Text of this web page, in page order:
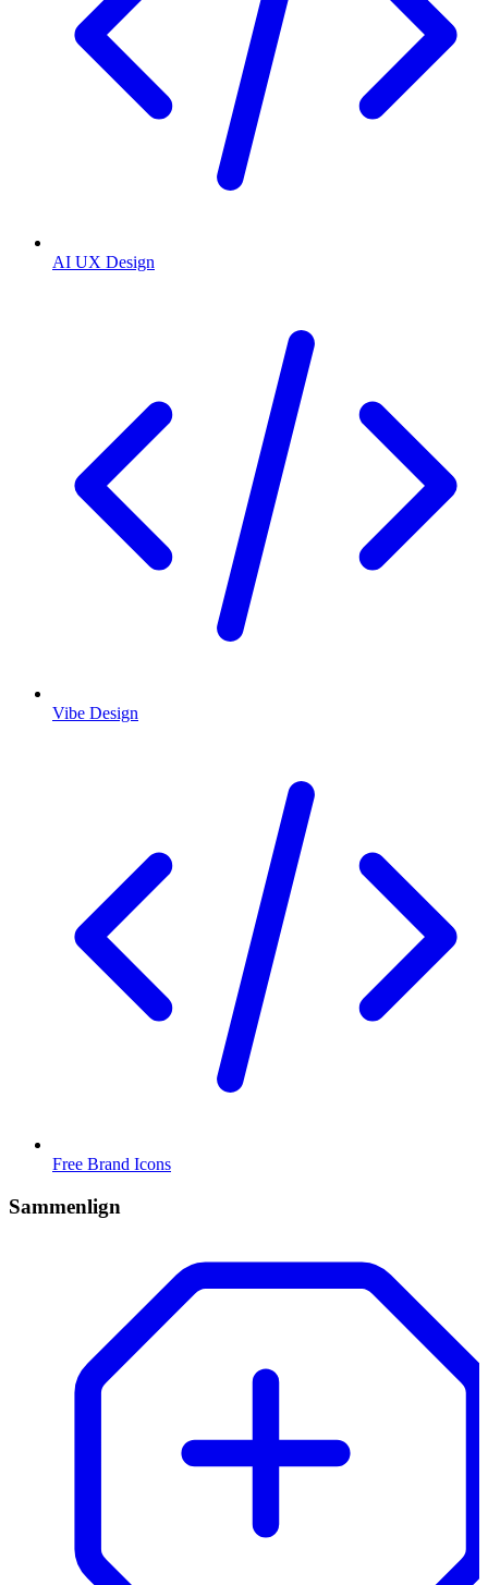
AI UX Design
Vibe Design
Free Brand Icons
Sammenlign